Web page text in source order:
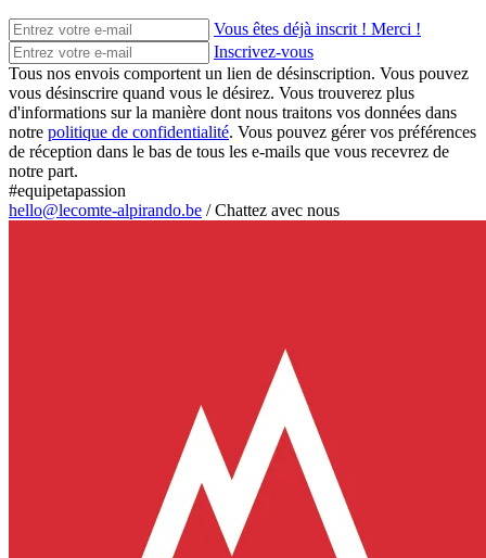
Vous êtes déjà inscrit ! Merci !
Inscrivez-vous
Tous nos envois comportent un lien de désinscription. Vous pouvez
vous désinscrire quand vous le désirez. Vous trouverez plus
d'informations sur la manière dont nous traitons vos données dans
notre politique de confidentialité. Vous pouvez gérer vos préférences
de réception dans le bas de tous les e-mails que vous recevrez de
notre part.
#equipetapassion
hello@lecomte-alpirando.be /Chattez avec nous